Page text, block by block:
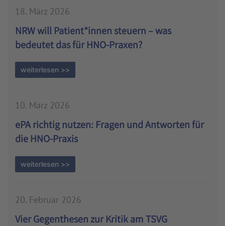
18. März 2026
NRW will Patient*innen steuern – was
bedeutet das für HNO-Praxen?
weiterlesen >>
10. März 2026
ePA richtig nutzen: Fragen und Antworten für
die HNO-Praxis
weiterlesen >>
20. Februar 2026
Vier Gegenthesen zur Kritik am TSVG